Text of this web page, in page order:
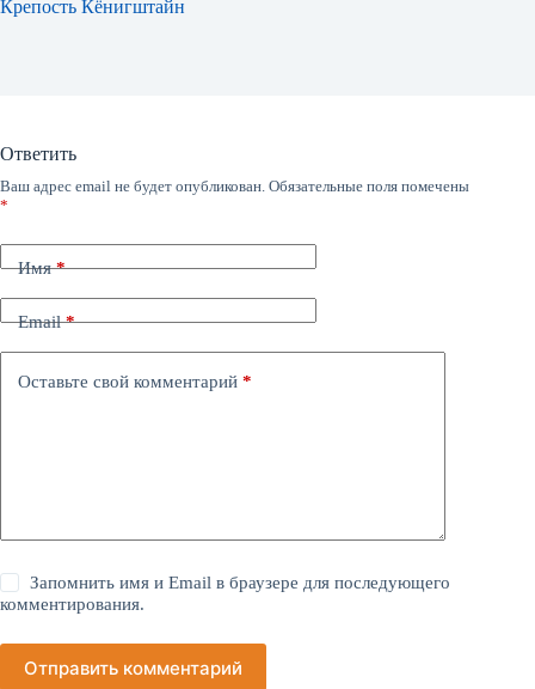
Крепость Кёнигштайн
Ответить
Ваш адрес email не будет опубликован. Обязательные поля помечены
*
Имя*
Email*
Оставьте свой комментарий *
Запомнить имя и Email в браузере для последующего
комментирования.
Отправить комментарий